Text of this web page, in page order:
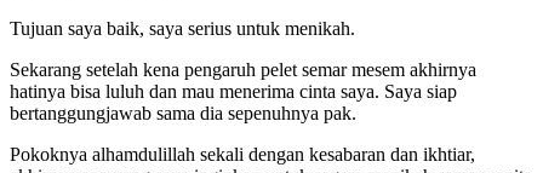
Tujuan saya baik, saya serius untuk menikah.
Sekarang setelah kena pengaruh pelet semar mesem akhirnya
hatinya bisa luluh dan mau menerima cinta saya. Saya siap
bertanggungjawab sama dia sepenuhnya pak.
Pokoknya alhamdulillah sekali dengan kesabaran dan ikhtiar,